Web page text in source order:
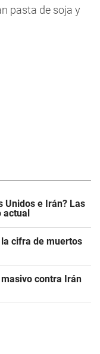
pasta de soja y
Unidos e Irán? Las
actual
cifra de muertos
contra Irán